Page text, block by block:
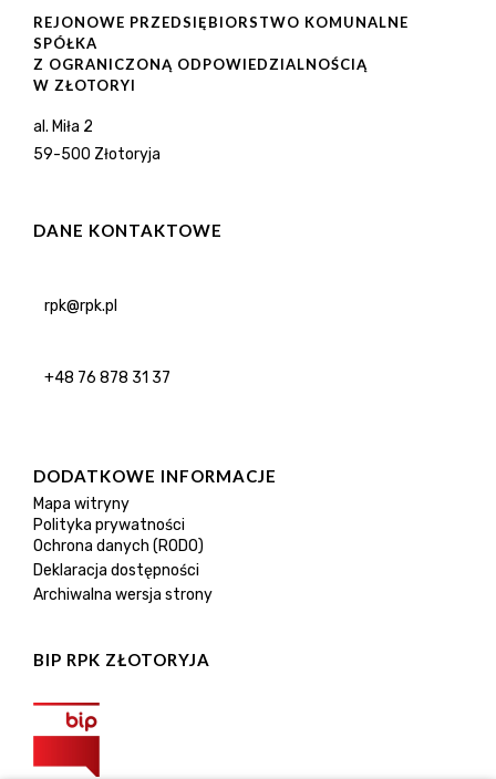
REJONOWE PRZEDSIĘBIORSTWO KOMUNALNE
SPÓŁKA
Z OGRANICZONĄ ODPOWIEDZIALNOŚCIĄ
W ZŁOTORYI
al. Miła 2
59-500 Złotoryja
DANE KONTAKTOWE
rpk@rpk.pl
+48 76 878 31 37
DODATKOWE INFORMACJE
Mapa witryny
Polityka prywatności
Ochrona danych (RODO)
Deklaracja dostępności
Archiwalna wersja strony
BIP RPK ZŁOTORYJA